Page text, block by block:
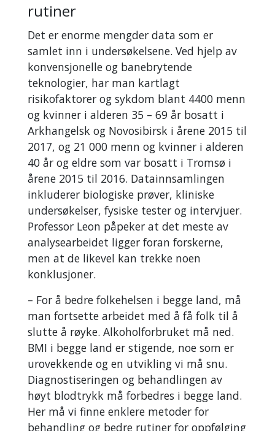
rutiner
Det er enorme mengder data som er
samlet inn i undersøkelsene. Ved hjelp av
konvensjonelle og banebrytende
teknologier, har man kartlagt
risikofaktorer og sykdom blant 4400 menn
og kvinner i alderen 35 – 69 år bosatt i
Arkhangelsk og Novosibirsk i årene 2015 til
2017, og 21 000 menn og kvinner i alderen
40 år og eldre som var bosatt i Tromsø i
årene 2015 til 2016. Datainnsamlingen
inkluderer biologiske prøver, kliniske
undersøkelser, fysiske tester og intervjuer.
Professor Leon påpeker at det meste av
analysearbeidet ligger foran forskerne,
men at de likevel kan trekke noen
konklusjoner.
– For å bedre folkehelsen i begge land, må
man fortsette arbeidet med å få folk til å
slutte å røyke. Alkoholforbruket må ned.
BMI i begge land er stigende, noe som er
urovekkende og en utvikling vi må snu.
Diagnostiseringen og behandlingen av
høyt blodtrykk må forbedres i begge land.
Her må vi finne enklere metoder for
behandling og bedre rutiner for oppfølging